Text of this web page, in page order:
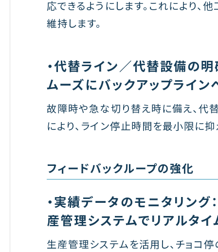
応できるようにします。これにより
維持します。
・代替ライン／代替設備の
ムーズにバックアップライン
故障時や急な切り替え時に備え、代
により、ライン停止時間を最小限に
フィードバックループの強化
・実績データのモニタリング
産管理システムでリアルタイ
生産管理システムを活用し、チョコ